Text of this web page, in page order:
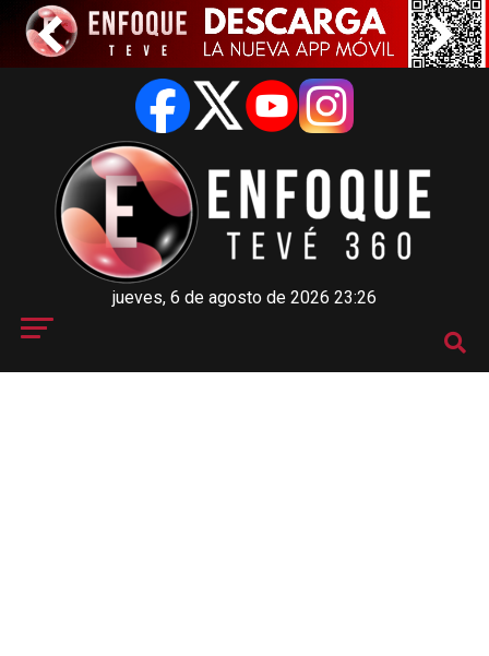
jueves, 6 de agosto de 2026 23:26